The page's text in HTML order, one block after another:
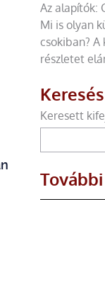
Az alapítók:
Mi is olyan
csokiban?
részletet
Keresés
Keresett